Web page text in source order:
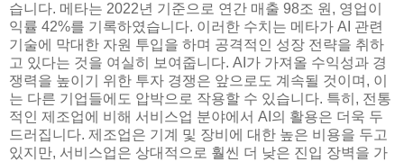
습니다. 메타는 2022년 기준으로 연간 매출 98조 원, 영업이
익률 42%를 기록하였습니다. 이러한 수치는 메타가 AI 관련
기술에 막대한 자원 투입을 하며 공격적인 성장 전략을 취하
고 있다는 것을 여실히 보여줍니다. AI가 가져올 수익성과 경
쟁력을 높이기 위한 투자 경쟁은 앞으로도 계속될 것이며, 이
는 다른 기업들에도 압박으로 작용할 수 있습니다. 특히, 전통
적인 제조업에 비해 서비스업 분야에서 AI의 활용은 더욱 두
드러집니다. 제조업은 기계 및 장비에 대한 높은 비용을 두고
있지만, 서비스업은 상대적으로 훨씬 더 낮은 진입 장벽을 가